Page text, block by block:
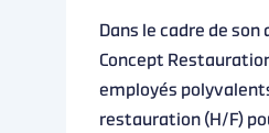
Dans le cadre de
Concept
employés
restauration (H/F)